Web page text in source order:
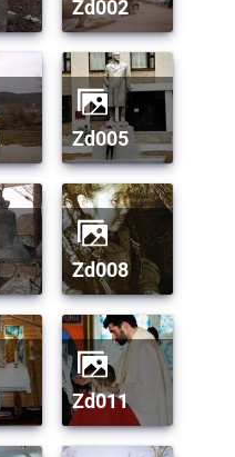
zd002
zd005
zd008
zd011